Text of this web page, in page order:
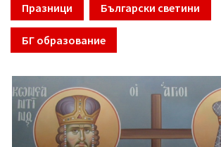
Празници Български светини
БГ образование